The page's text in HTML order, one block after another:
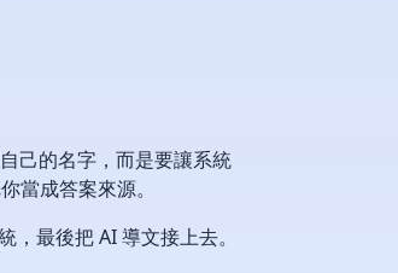
己的名字，而是要讓系統
當成答案來源。
最後把 AI 導文接上去。